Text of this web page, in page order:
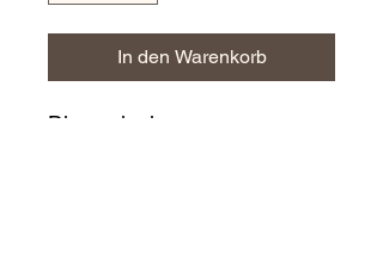
In den Warenkorb
Dimensioni: